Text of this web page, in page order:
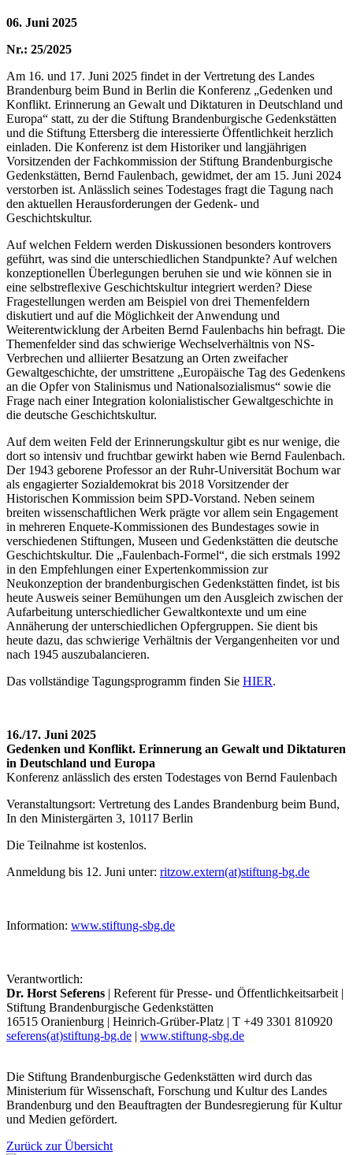
06. Juni 2025
Nr.: 25/2025
Am 16. und 17. Juni 2025 findet in der Vertretung des Landes
Brandenburg beim Bund in Berlin die Konferenz „Gedenken und
Konflikt. Erinnerung an Gewalt und Diktaturen in Deutschland und
Europa“ statt, zu der die Stiftung Brandenburgische Gedenkstätten
und die Stiftung Ettersberg die interessierte Öffentlichkeit herzlich
einladen. Die Konferenz ist dem Historiker und langjährigen
Vorsitzenden der Fachkommission der Stiftung Brandenburgische
Gedenkstätten, Bernd Faulenbach, gewidmet, der am 15. Juni 2024
verstorben ist. Anlässlich seines Todestages fragt die Tagung nach
den aktuellen Herausforderungen der Gedenk- und
Geschichtskultur.
Auf welchen Feldern werden Diskussionen besonders kontrovers
geführt, was sind die unterschiedlichen Standpunkte? Auf welchen
konzeptionellen Überlegungen beruhen sie und wie können sie in
eine selbstreflexive Geschichtskultur integriert werden? Diese
Fragestellungen werden am Beispiel von drei Themenfeldern
diskutiert und auf die Möglichkeit der Anwendung und
Weiterentwicklung der Arbeiten Bernd Faulenbachs hin befragt. Die
Themenfelder sind das schwierige Wechselverhältnis von NS-
Verbrechen und alliierter Besatzung an Orten zweifacher
Gewaltgeschichte, der umstrittene „Europäische Tag des Gedenkens
an die Opfer von Stalinismus und Nationalsozialismus“ sowie die
Frage nach einer Integration kolonialistischer Gewaltgeschichte in
die deutsche Geschichtskultur.
Auf dem weiten Feld der Erinnerungskultur gibt es nur wenige, die
dort so intensiv und fruchtbar gewirkt haben wie Bernd Faulenbach.
Der 1943 geborene Professor an der Ruhr-Universität Bochum war
als engagierter Sozialdemokrat bis 2018 Vorsitzender der
Historischen Kommission beim SPD-Vorstand. Neben seinem
breiten wissenschaftlichen Werk prägte vor allem sein Engagement
in mehreren Enquete-Kommissionen des Bundestages sowie in
verschiedenen Stiftungen, Museen und Gedenkstätten die deutsche
Geschichtskultur. Die „Faulenbach-Formel“, die sich erstmals 1992
in den Empfehlungen einer Expertenkommission zur
Neukonzeption der brandenburgischen Gedenkstätten findet, ist bis
heute Ausweis seiner Bemühungen um den Ausgleich zwischen der
Aufarbeitung unterschiedlicher Gewaltkontexte und um eine
Annäherung der unterschiedlichen Opfergruppen. Sie dient bis
heute dazu, das schwierige Verhältnis der Vergangenheiten vor und
nach 1945 auszubalancieren.
Das vollständige Tagungsprogramm finden Sie HIER.
16./17. Juni 2025
Gedenken und Konflikt. Erinnerung an Gewalt und Diktaturen
in Deutschland und Europa
Konferenz anlässlich des ersten Todestages von Bernd Faulenbach
Veranstaltungsort: Vertretung des Landes Brandenburg beim Bund,
In den Ministergärten 3, 10117 Berlin
Die Teilnahme ist kostenlos.
Anmeldung bis 12. Juni unter: ritzow.extern(at)stiftung-bg.de
Information: www.stiftung-sbg.de
Verantwortlich:
Dr. Horst Seferens | Referent für Presse- und Öffentlichkeitsarbeit |
Stiftung Brandenburgische Gedenkstätten
16515 Oranienburg | Heinrich-Grüber-Platz | T +49 3301 810920
seferens(at)stiftung-bg.de | www.stiftung-sbg.de
Die Stiftung Brandenburgische Gedenkstätten wird durch das
Ministerium für Wissenschaft, Forschung und Kultur des Landes
Brandenburg und den Beauftragten der Bundesregierung für Kultur
und Medien gefördert.
Zurück zur Übersicht